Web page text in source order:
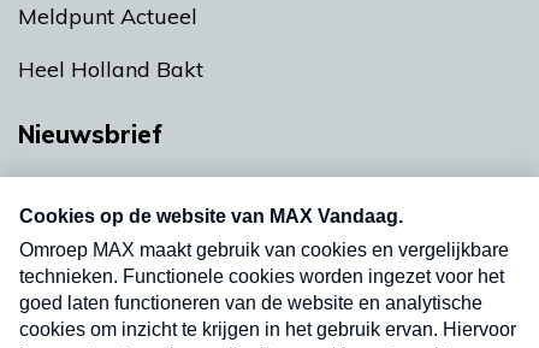
Meldpunt Actueel
Heel Holland Bakt
Nieuwsbrief
nieuwsbrief. Elke vrijdag- en dinsdagochtend in
uw mailbox.
Verzend